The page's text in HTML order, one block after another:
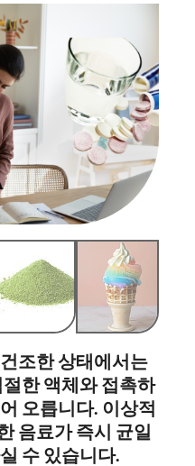
건조한상태에서는
절한 액체와 접촉하
오릅니다. 이상적
음료가 즉시 균일
수 있습니다.